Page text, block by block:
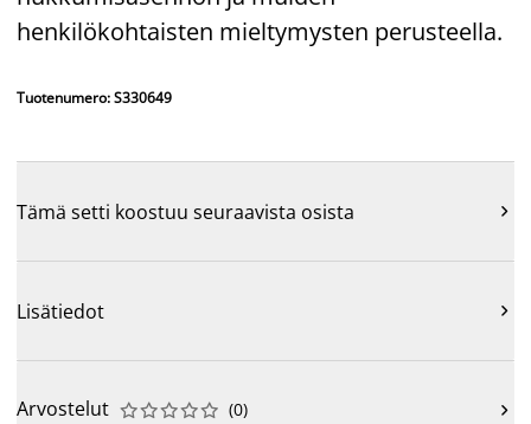
henkilökohtaisten mieltymysten perusteella.
Tuotenumero: S330649
Tämä setti koostuu seuraavista osista 
Lisätiedot 
Arvostelut 




 (0) 